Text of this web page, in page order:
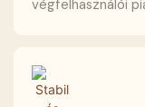
végfelhasználói